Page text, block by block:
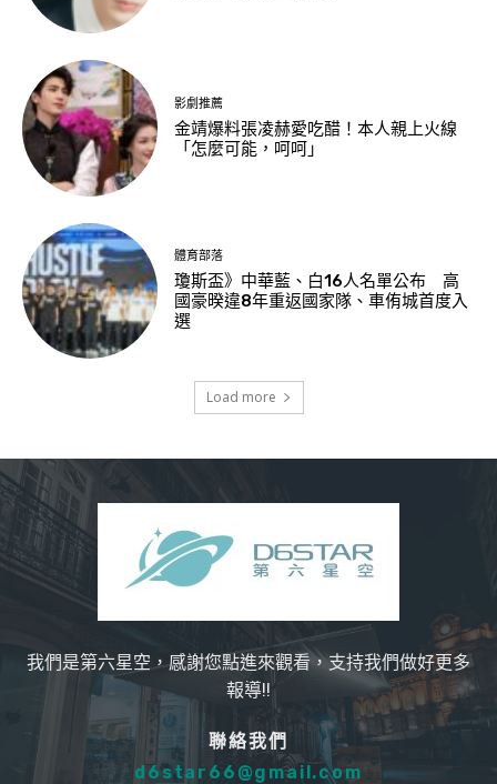
影劇推薦
金靖爆料張凌赫愛吃醋！本人親上火線
「怎麼可能，呵呵」
體育部落
瓊斯盃》中華藍、白16人名單公布 高
國豪暌違8年重返國家隊、車侑城首度入
選
Load more
我們是第六星空，感謝您點進來觀看，支持我們做好更多
報導!!
聯絡我們
d6star66@gmail.com